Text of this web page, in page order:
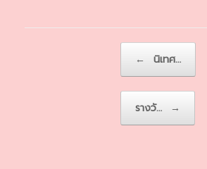
← นิเทศ…
รางวั… →